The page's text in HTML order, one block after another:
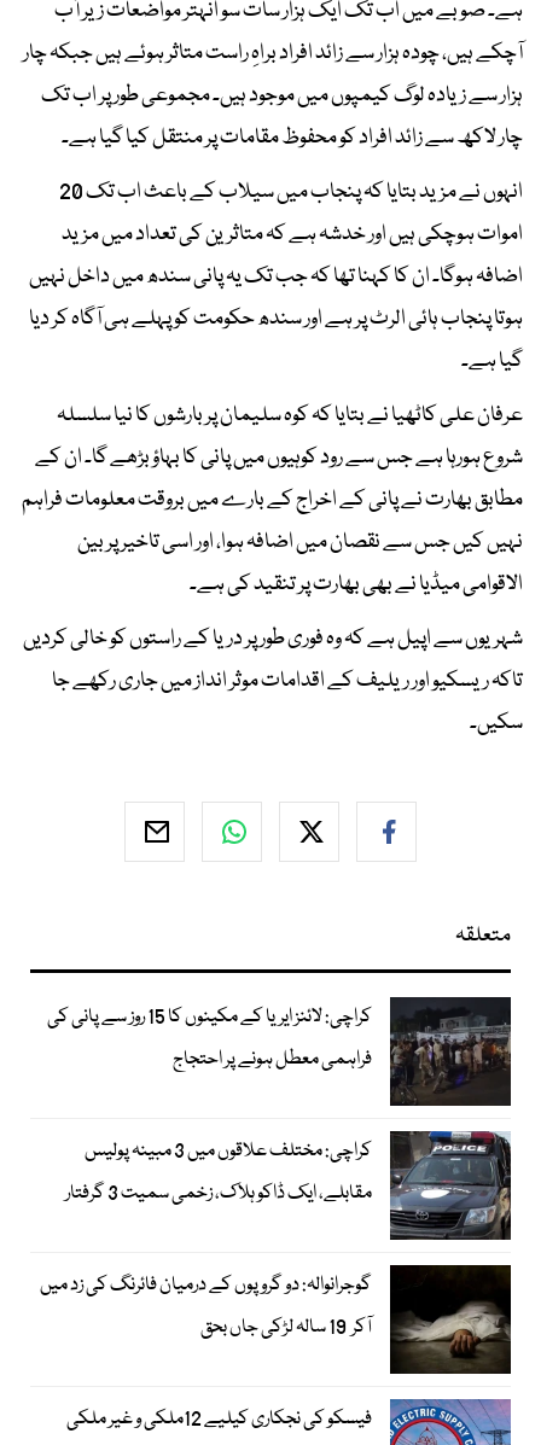
ہے۔ صوبے میں اب تک ایک ہزار سات سو انہتر مواضعات زیر آب
آچکے ہیں، چودہ ہزار سے زائد افراد براہِ راست متاثر ہوئے ہیں جبکہ چار
ہزار سے زیادہ لوگ کیمپوں میں موجود ہیں۔ مجموعی طور پر اب تک
چار لاکھ سے زائد افراد کو محفوظ مقامات پر منتقل کیا گیا ہے۔
انہوں نے مزید بتایا کہ پنجاب میں سیلاب کے باعث اب تک 20
اموات ہوچکی ہیں اور خدشہ ہے کہ متاثرین کی تعداد میں مزید
اضافہ ہوگا۔ ان کا کہنا تھا کہ جب تک یہ پانی سندھ میں داخل نہیں
ہوتا پنجاب ہائی الرٹ پر ہے اور سندھ حکومت کو پہلے ہی آگاہ کر دیا
گیا ہے۔
عرفان علی کاٹھیا نے بتایا کہ کوہ سلیمان پر بارشوں کا نیا سلسلہ
شروع ہورہا ہے جس سے رود کوہیوں میں پانی کا بہاؤ بڑھے گا۔ ان کے
مطابق بھارت نے پانی کے اخراج کے بارے میں بروقت معلومات فراہم
نہیں کیں جس سے نقصان میں اضافہ ہوا، اور اسی تاخیر پر بین
الاقوامی میڈیا نے بھی بھارت پر تنقید کی ہے۔
شہریوں سے اپیل ہے کہ وہ فوری طور پر دریا کے راستوں کو خالی کردیں
تاکہ ریسکیو اور ریلیف کے اقدامات موثر انداز میں جاری رکھے جا
سکیں۔
متعلقہ
کراچی: لائنز ایریا کے مکینوں کا 15 روز سے پانی کی
فراہمی معطل ہونے پر احتجاج
کراچی: مختلف علاقوں میں 3 مبینہ پولیس
مقابلے، ایک ڈاکو ہلاک، زخمی سمیت 3 گرفتار
گوجرانوالہ: دو گروپوں کے درمیان فائرنگ کی زد میں
آکر 19 سالہ لڑکی جاں بحق
فیسکو کی نجکاری کیلیے 12ملکی و غیر ملکی